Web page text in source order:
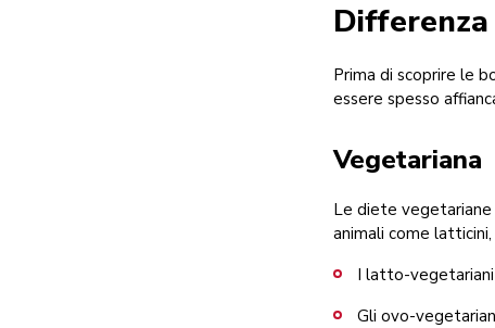
Prima di scoprire le
essere spesso
Vegetariana
Le diete vegetariane
animali come
I latto-vegetariani
Gli ovo-